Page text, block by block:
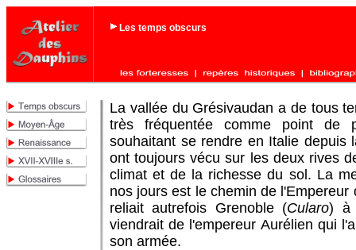
Les temps obscurs
La vallée du Grésivaudan a de tous
très fréquentée comme point de
souhaitant se rendre en Italie depuis
ont toujours vécu sur les deux rives
climat et de la richesse du sol. La
nos jours est le chemin de
reliait autrefois Grenoble (Cularo) à
viendrait de l'empereur Aurélien qui
son armée.